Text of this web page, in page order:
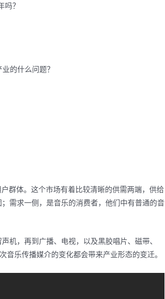
？
的什么问题？
群体。这个市场有着比较清晰的供需两端，供给
需求一侧，是音乐的消费者，他们中有普通的音
机，再到广播、电视，以及黑胶唱片、磁带、
乐传播媒介的变化都会带来产业形态的变迁。